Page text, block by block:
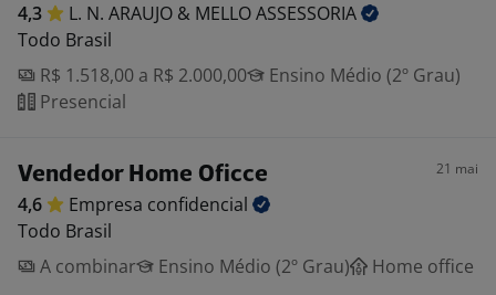
4,3 L. N. ARAUJO & MELLOASSESSORIA
Todo Brasil
R$ 1.518,00 a R$ 2.000,00
Ensino Médio (2º Grau)
Presencial
Vendedor Home Oficce 21 mai
4,6 Empresa confidencial
Todo Brasil
A combinar
Ensino Médio (2º Grau) Home office